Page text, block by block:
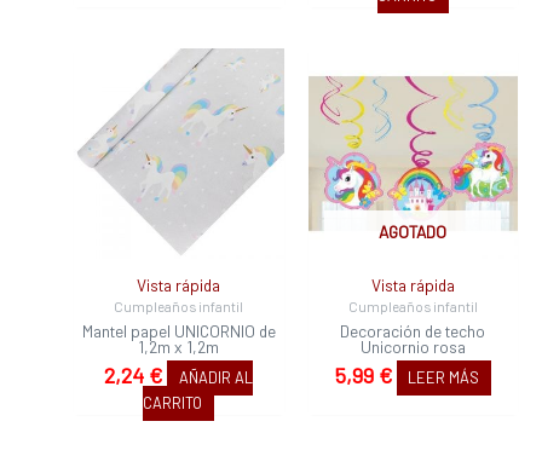
Vista rápida
Cumpleaños infantil
Mantel papel UNICORNIO de
1,2m x 1,2m
2,24 €
AÑADIR AL
CARRITO
AGOTADO
Vista rápida
Cumpleaños infantil
Decoración de techo
Unicornio rosa
5,99 € LEER MÁS